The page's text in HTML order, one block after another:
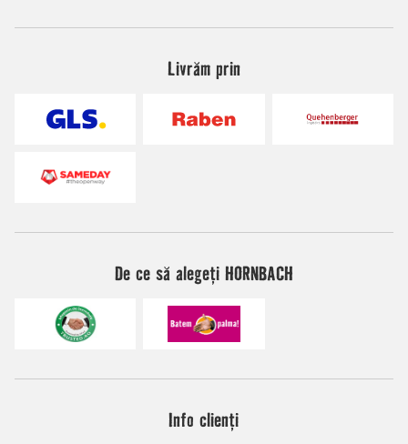
Livrăm prin
De ce să alegeți HORNBACH
Info clienți